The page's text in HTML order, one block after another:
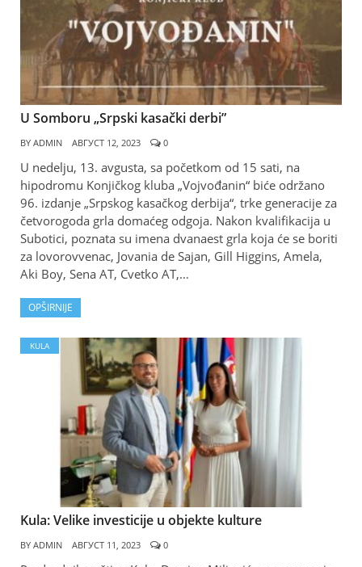
U Somboru „Srpski kasački derbi”
BY ADMIN АВГУСТ 12, 2023 0
U nedelju, 13. avgusta, sa početkom od 15 sati, na
hipodromu Konjičkog kluba „Vojvođanin“ biće održano
96. izdanje „Srpskog kasačkog derbija“, trke generacije za
četvorogoda grla domaćeg odgoja. Nakon kvalifikacija u
Subotici, poznata su imena dvanaest grla koja će se boriti
za lovorovvenac, Jovania de Sajan, Gill Higgins, Amela,
Aki Boy, Sena AT, Cvetko AT,…
OPŠIRNIJE
KULA
Kula: Velike investicije u objekte kulture
BY ADMIN АВГУСТ 11, 2023 0